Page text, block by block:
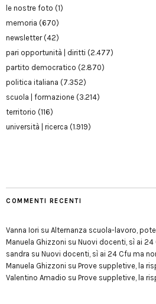
le nostre foto (1)
memoria (670)
newsletter(42)
pari opportunità | diritti (2.477)
partito democratico (2.870)
politica italiana (7.352)
scuola | formazione (3.214)
territorio (116)
università | ricerca (1.919)
COMMENTI RECENTI
Vanna Iori su Alternanza scuola-lavoro,
Manuela Ghizzoni su Nuovi docenti, sì ai
sandra su Nuovi docenti, sì ai 24 Cfu ma
Manuela Ghizzoni su Prove suppletive, la
Valentino Amadio su Prove suppletive, la